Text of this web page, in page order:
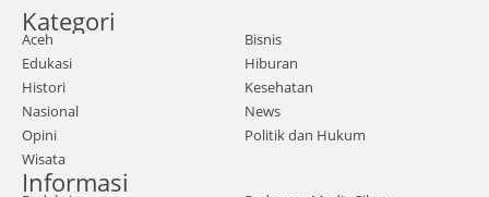
'Imran, ayat
19)."Dan
barangsiapa
mencari agama
(sistem hidup)
selain Islam, dia
tidak akan
Kategori
Aceh
Bisnis
Edukasi
Hiburan
Histori
Kesehatan
Nasional
News
Opini
Politik dan Hukum
Wisata
Informasi